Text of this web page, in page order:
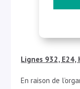
Lignes 932, E24,
En raison de